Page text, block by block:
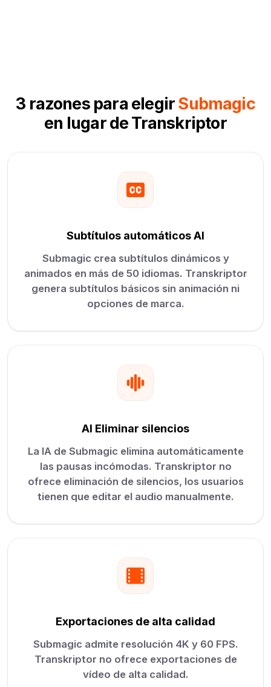
3 razones para elegirSubmagic
en lugar de Transkriptor
Subtítulos automáticos AI
Submagic crea subtítulos dinámicos y
animados en más de 50 idiomas. Transkriptor
genera subtítulos básicos sin animación ni
opciones de marca.
AI Eliminar silencios
La IA de Submagic elimina automáticamente
las pausas incómodas. Transkriptor no
ofrece eliminación de silencios, los usuarios
tienen que editar el audio manualmente.
Exportaciones de alta calidad
Submagic admite resolución 4K y 60 FPS.
Transkriptor no ofrece exportaciones de
vídeo de alta calidad.